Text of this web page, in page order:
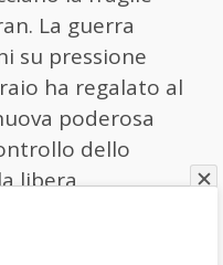
La guerra
su pressione
ha regalato al
poderosa
dello
libera
dei risultati